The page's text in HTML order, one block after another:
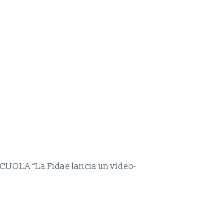
“La Fidae lancia un video-